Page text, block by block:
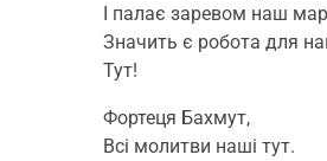
І палає заревом наш
Значить є робота для
Тут!
Фортеця Бахмут,
Всі молитви наші тут.